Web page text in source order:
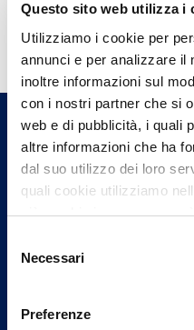
Questo sito web utilizza i
Utilizziamo i cookie per
annunci e per analizzare il
inoltre informazioni sul
con i nostri partner che si
web e di pubblicità, i quali
altre informazioni che ha
dal suo utilizzo dei loro
quali cookie utilizziamo
più su chi siamo, come
può trovare nel footer del
delNecessari
Preferenze
Hai bisogno
Trova l'Agenzia
un nostro Agente.
Contattaci